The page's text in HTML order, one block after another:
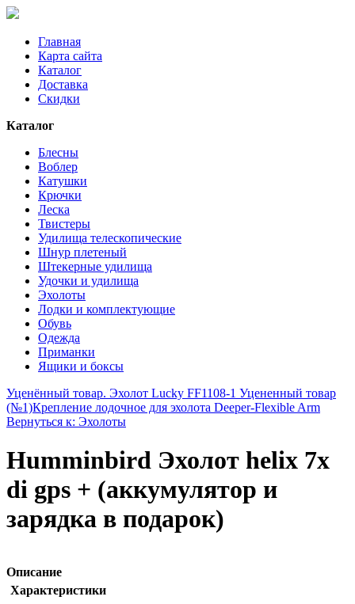
Главная
Карта сайта
Каталог
Доставка
Скидки
Каталог
Блесны
Воблер
Катушки
Крючки
Леска
Твистеры
Удилища телескопические
Шнур плетеный
Штекерные удилища
Удочки и удилища
Эхолоты
Лодки и комплектующие
Обувь
Одежда
Приманки
Ящики и боксы
Уценённый товар. Эхолот Lucky FF1108-1 Уцененный товар
(№1)Крепление лодочное для эхолота Deeper-Flexible Arm
Вернуться к: Эхолоты
Humminbird Эхолот helix 7x
di gps + (аккумулятор и
зарядка в подарок)
Описание
Характеристики